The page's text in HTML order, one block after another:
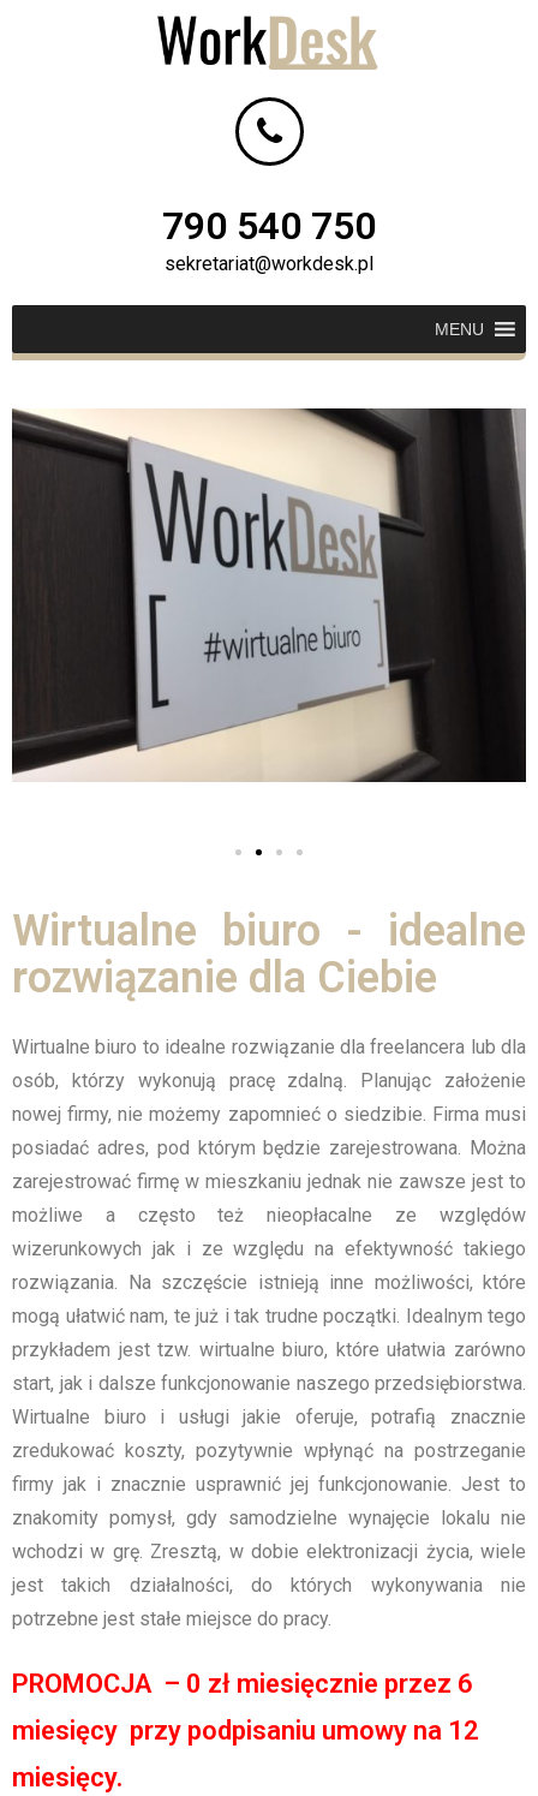
790 540 750
sekretariat@workdesk.pl
MENU
Wirtualne biuro - idealne
rozwiązanie dla Ciebie
Wirtualne biuro to idealne rozwiązanie dla freelancera lub dla
osób, którzy wykonują pracę zdalną. Planując założenie
nowej firmy, nie możemy zapomnieć o siedzibie. Firma musi
posiadać adres, pod którym będzie zarejestrowana. Można
zarejestrować firmę w mieszkaniu jednak nie zawsze jest to
możliwe a często też nieopłacalne ze względów
wizerunkowych jak i ze względu na efektywność takiego
rozwiązania. Na szczęście istnieją inne możliwości, które
mogą ułatwić nam, te już i tak trudne początki. Idealnym tego
przykładem jest tzw. wirtualne biuro, które ułatwia zarówno
start, jak i dalsze funkcjonowanie naszego przedsiębiorstwa.
Wirtualne biuro i usługi jakie oferuje, potrafią znacznie
zredukować koszty, pozytywnie wpłynąć na postrzeganie
firmy jak i znacznie usprawnić jej funkcjonowanie. Jest to
znakomity pomysł, gdy samodzielne wynajęcie lokalu nie
wchodzi w grę. Zresztą, w dobie elektronizacji życia, wiele
jest takich działalności, do których wykonywania nie
potrzebne jest stałe miejsce do pracy.
PROMOCJA – 0 zł miesięcznie przez 6
miesięcy przy podpisaniu umowy na 12
miesięcy.